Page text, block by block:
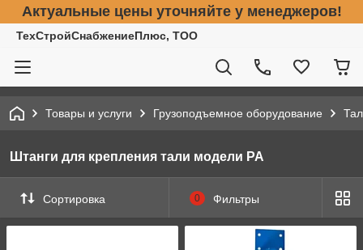
Актуальные цены уточняйте у менеджеров!
ТехСтройСнабжениеПлюс, ТОО
Товары и услуги Грузоподъемное оборудование
Штанги для крепления тали модели РА
Сортировка 0 Фильтры